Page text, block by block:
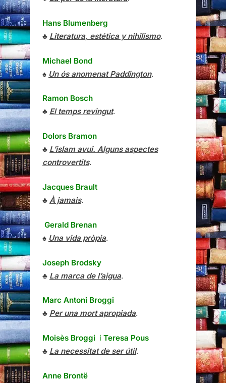
Hans Blumenberg
♣ Literatura, estética y nihilismo.
Michael Bond
♠ Un ós anomenat Paddington.
Ramon Bosch
♣ El temps revingut.
Dolors Bramon
♣ L’islam avui. Alguns aspectes
controvertits.
Jacques Brault
♣ À jamais.
Gerald Brenan
♠ Una vida pròpia.
Joseph Brodsky
♣ La marca de l’aigua.
Marc Antoni Broggi
♣ Per una mort apropiada.
Moisès Broggi i Teresa Pous
♣ La necessitat de ser útil.
Anne Brontë